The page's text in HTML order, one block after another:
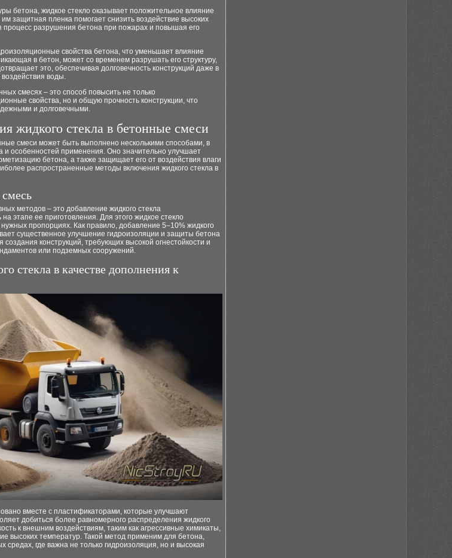
бетона, жидкое стекло оказывает положительное влияние
защитная пленка помогает снизить воздействие высоких
разрушения бетона при пожарах и повышая его
свойства бетона, что уменьшает влияние
в бетон, может со временем разрушать его структуру,
это, обеспечивая долговечность конструкций даже в
воды.
смесях – это способ повысить не только
свойства, но и общую прочность конструкции, что
и долговечными.
жидкого стекла в бетонные смеси
смеси может быть выполнено несколькими способами, в
и особенностей применения. Оно значительно улучшает
бетона, а также защищает его от воздействия влаги
распространенные методы включения жидкого стекла в
методов – это добавление жидкого стекла
этапе ее приготовления. Для этого жидкое стекло
пропорциях. Как правило, добавление 5–10% жидкого
существенное улучшение гидроизоляции и защиты бетона
создания конструкций, требующих высокой огнестойкости и
или подземных сооружений.
стекла в качестве дополнения к
вместе с пластификаторами, которые улучшают
добиться более равномерного распределения жидкого
к внешним воздействиям, таким как агрессивные химикаты,
высоких температур. Такой метод применим для бетона,
средах, где важна не только гидроизоляция, но и высокая